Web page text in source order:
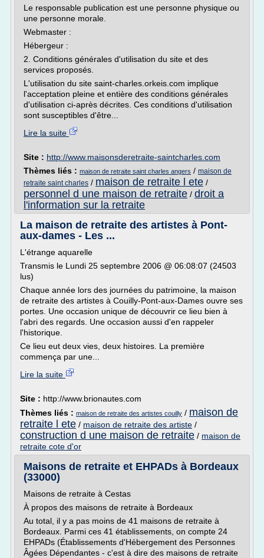
Le responsable publication est une personne physique ou
une personne morale.
Webmaster :
Hébergeur :
2. Conditions générales d'utilisation du site et des
services proposés.
L'utilisation du site saint-charles.orkeis.com implique
l'acceptation pleine et entière des conditions générales
d'utilisation ci-après décrites. Ces conditions d'utilisation
sont susceptibles d'être...
Lire la suite
Site : http://www.maisonsderetraite-saintcharles.com
Thèmes liés : maison de retraite saint charles angers / maison de
retraite saint charles / maison de retraite l ete /
personnel d une maison de retraite / droit a
l'information sur la retraite
La maison de retraite des artistes à Pont-
aux-dames - Les ...
L'étrange aquarelle
Transmis le Lundi 25 septembre 2006 @ 06:08:07 (24503
lus)
Chaque année lors des journées du patrimoine, la maison
de retraite des artistes à Couilly-Pont-aux-Dames ouvre ses
portes. Une occasion unique de découvrir ce lieu bien à
l'abri des regards. Une occasion aussi d'en rappeler
l'historique.
Ce lieu eut deux vies, deux histoires. La première
commença par une...
Lire la suite
Site : http://www.brionautes.com
Thèmes liés : maison de retraite des artistes couilly / maison de
retraite l ete / maison de retraite des artiste /
construction d une maison de retraite / maison de
retraite cote d'or
Maisons de retraite et EHPADs à Bordeaux
(33000)
Maisons de retraite à Cestas
À propos des maisons de retraite à Bordeaux
Au total, il y a pas moins de 41 maisons de retraite à
Bordeaux. Parmi ces 41 établissements, on compte 24
EHPADs (Établissements d'Hébergement des Personnes
Âgées Dépendantes - c'est à dire des maisons de retraite